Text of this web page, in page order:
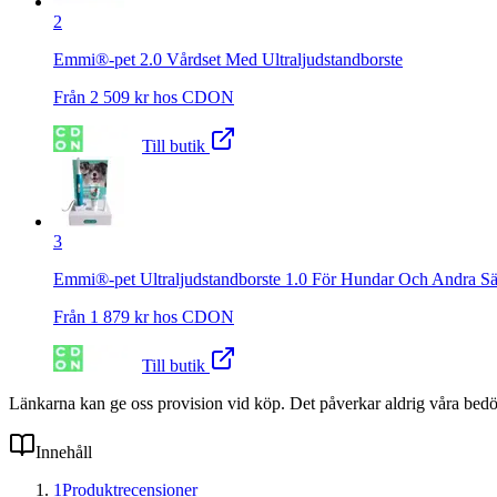
2
Emmi®-pet 2.0 Vårdset Med Ultraljudstandborste
Från 2 509 kr hos CDON
Till butik
3
Emmi®-pet Ultraljudstandborste 1.0 För Hundar Och Andra
Från 1 879 kr hos CDON
Till butik
Länkarna kan ge oss provision vid köp. Det påverkar aldrig våra
Innehåll
1Produktrecensioner